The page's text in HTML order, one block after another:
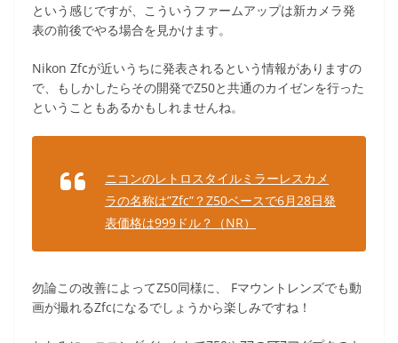
という感じですが、こういうファームアップは新カメラ発
表の前後でやる場合を見かけます。
Nikon Zfcが近いうちに発表されるという情報がありますの
で、もしかしたらその開発でZ50と共通のカイゼンを行った
ということもあるかもしれませんね。
ニコンのレトロスタイルミラーレスカメ
ラの名称は”Zfc”？Z50ベースで6月28日発
表価格は999ドル？（NR）
勿論この改善によってZ50同様に、 Fマウントレンズでも動
画が撮れるZfcになるでしょうから楽しみですね！